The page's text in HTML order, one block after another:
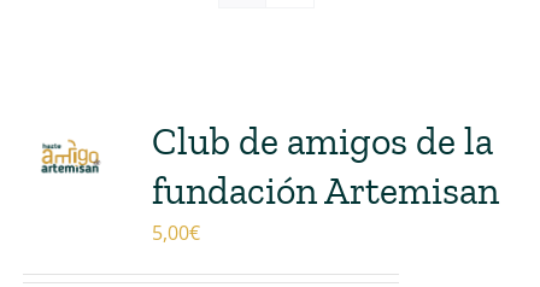
Club de amigos de la
fundación Artemisan
5,00€